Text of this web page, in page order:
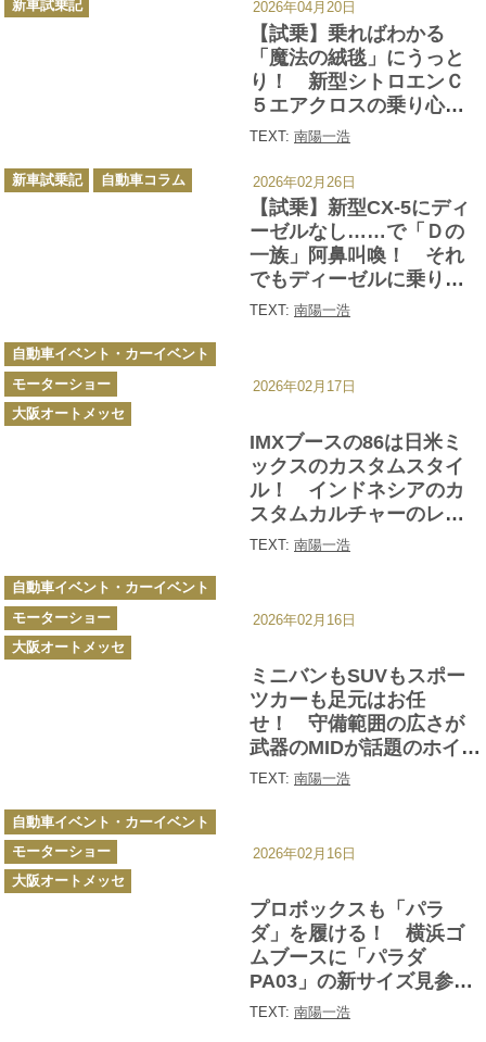
全
【試乗】乗ればわかる
「魔法の絨毯」にうっと
り！ 新型シトロエンＣ
５エアクロスの乗り心地
が別次元すぎる
TEXT: 南陽一浩
テ
新車試乗記 2026年04月20日
【試乗】新型CX-5にディ
ーゼルなし……で「Ｄの
一族」阿鼻叫喚！ それ
でもディーゼルに乗りた
いひとには「CX-60」か
た
TEXT: 南陽一浩
カ
テ
新車試乗記 自動車コラム 2026年02月26日
IMXブースの86は日米ミ
ックスのカスタムスタイ
ル！ インドネシアのカ
スタムカルチャーのレベ
ルが激高だった【大阪オ
TEXT: 南陽一浩
カ
テ
ゴ
リ
ー
自動車イベント・カーイベント
モーターショー
大阪オートメッセ
2026年02月17日
ミニバンもSUVもスポー
ツカーも足元はお任
せ！ 守備範囲の広さが
武器のMIDが話題のホイー
ルに新作を続々投入【大
TEXT: 南陽一浩
カ
テ
ゴ
リ
ー
自動車イベント・カーイベント
モーターショー
大阪オートメッセ
2026年02月16日
プロボックスも「パラ
ダ」を履ける！ 横浜ゴ
ムブースに「パラダ
PA03」の新サイズ見参
【大阪オートメッセ
TEXT: 南陽一浩
カ
テ
ゴ
リ
ー
自動車イベント・カーイベント
モーターショー
大阪オートメッセ
2026年02月16日